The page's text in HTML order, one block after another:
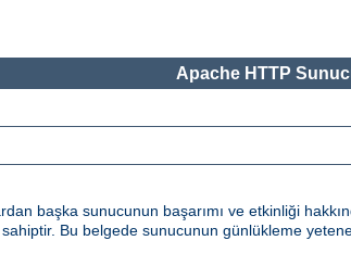
Apache HTTP
başka sunucunun başarımı ve etkinliği
Bu belgede sunucunun günlükleme